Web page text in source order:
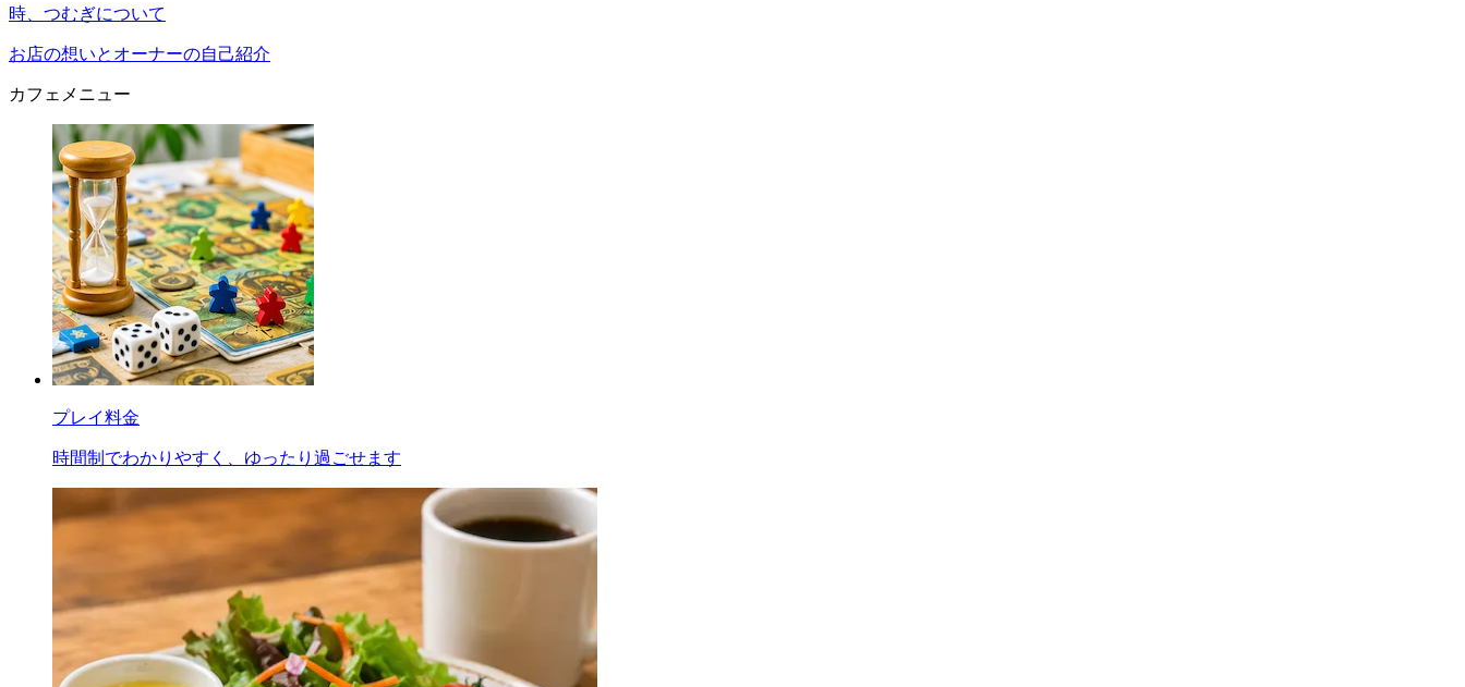
時、つむぎについて
お店の想いとオーナーの自己紹介
カフェメニュー
プレイ料金
時間制でわかりやすく、ゆったり過ごせます